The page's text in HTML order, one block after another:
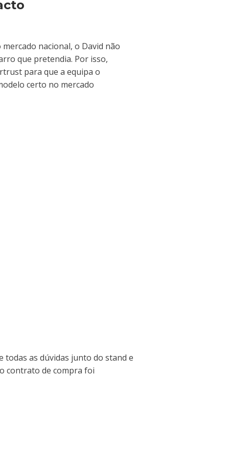
nacional, o David não
que pretendia. Por isso,
para que a equipa o
certo no mercado
todas as dúvidas junto do stand e
contrato de compra foi